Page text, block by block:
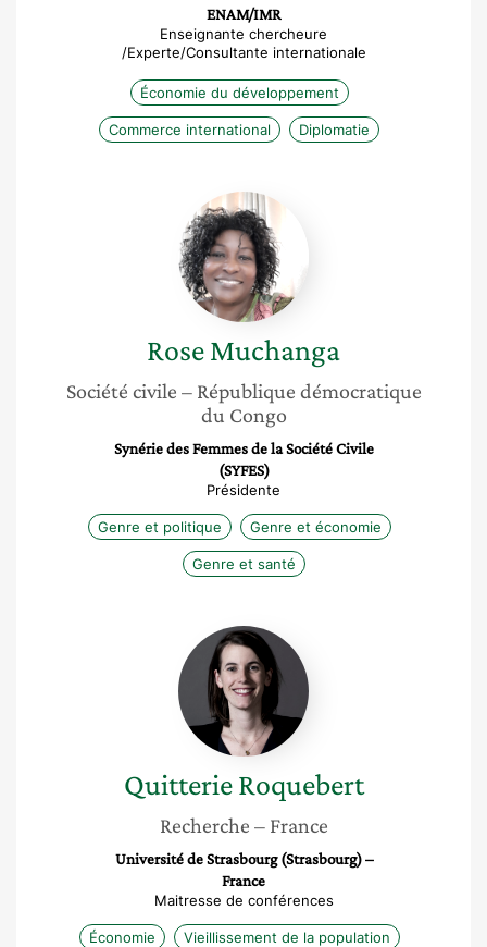
ENAM/IMR
Enseignante chercheure
/Experte/Consultante internationale
Économie du développement
Commerce international Diplomatie
Rose
Muchanga
RoseMuchanga
Société civile – République démocratique
du Congo
Synérie des Femmes de la Société Civile
(SYFES)
Présidente
Genre et politique Genre et économie
Genre et santé
Quitterie
Roquebert
Quitterie Roquebert
Recherche – France
Université de Strasbourg (Strasbourg) –
France
Maitresse de conférences
Économie Vieillissement de la population